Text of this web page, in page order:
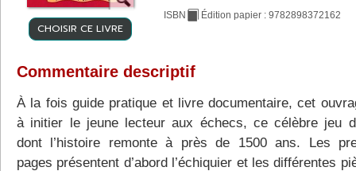
CHOISIR CE LIVRE
ISBN Édition papier : 9782898372162
Commentaire descriptif
À la fois guide pratique et livre documentaire, cet
à initier le jeune lecteur aux échecs, ce célèbre jeu
dont l’histoire remonte à près de 1500 ans. Les
pages présentent d’abord l’échiquier et les différentes